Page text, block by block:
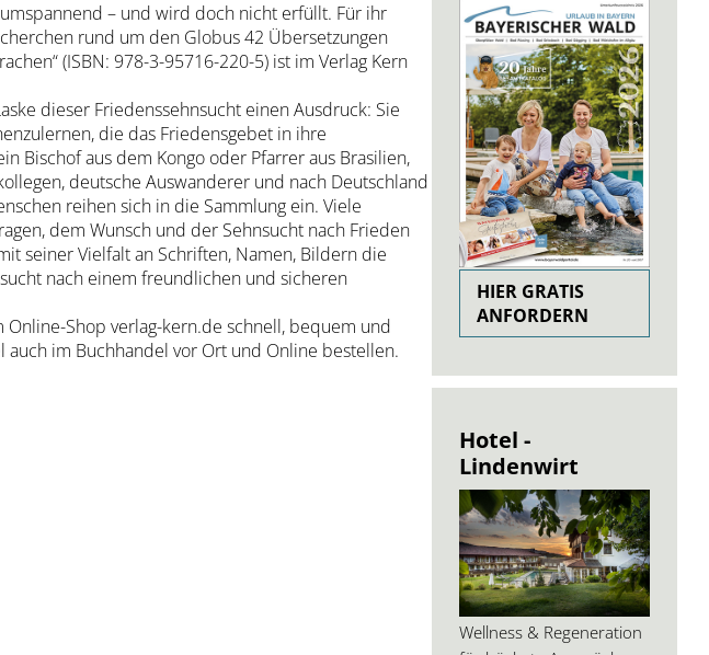
– und wird doch nicht erfüllt. Für ihr
rund um den Globus 42 Übersetzungen
(ISBN: 978-3-95716-220-5) ist im Verlag Kern
dieser Friedenssehnsucht einen Ausdruck: Sie
die das Friedensgebet in ihre
Bischof aus dem Kongo oder Pfarrer aus Brasilien,
deutsche Auswanderer und nach Deutschland
reihen sich in die Sammlung ein. Viele
dem Wunsch und der Sehnsucht nach Frieden
seiner Vielfalt an Schriften, Namen, Bildern die
nach einem freundlichen und sicheren
Online-Shop verlag-kern.de schnell, bequem und
im Buchhandel vor Ort und Online bestellen.
HIER GRATIS
ANFORDERN
Hotel -
Lindenwirt
Wellness & Regeneration